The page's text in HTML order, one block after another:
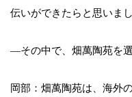
伝いができたらと思いまし
—その中で、畑萬陶苑を
岡部：畑萬陶苑は、海外